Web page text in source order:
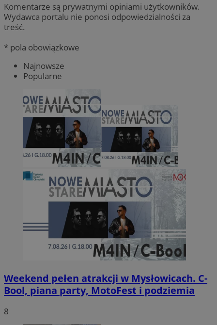
Komentarze są prywatnymi opiniami użytkowników.
Wydawca portalu nie ponosi odpowiedzialności za
treść.
* pola obowiązkowe
Najnowsze
Popularne
Weekend pełen atrakcji w Mysłowicach. C-
Bool, piana party, MotoFest i podziemia
8